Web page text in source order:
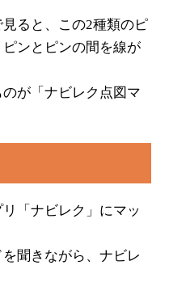
ると、この2種類のピ
ンとピンの間を線が
が「ナビレク点図マ
「ナビレク」にマッ
聞きながら、ナビレ